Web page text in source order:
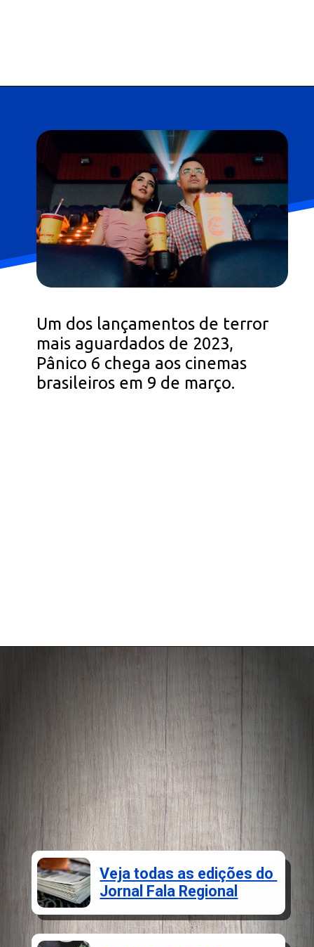
Um dos lançamentos de terror
mais aguardados de 2023,
Pânico 6 chega aos cinemas
brasileiros em 9 de março.
Veja todas as edições do
Jornal Fala Regional